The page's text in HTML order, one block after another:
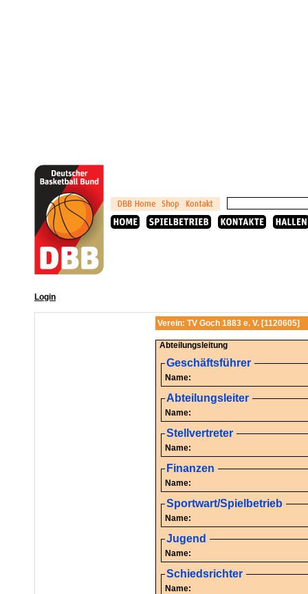
Login
Verein: TV Goch 1883 e. V. [1120605]
Abteilungsleitung
Geschäftsführer
Name:
Abteilungsleiter
Name:
Stellvertreter
Name:
Finanzen
Name:
Sportwart/Spielbetrieb
Name:
Jugend
Name:
Schiedsrichter
Name: